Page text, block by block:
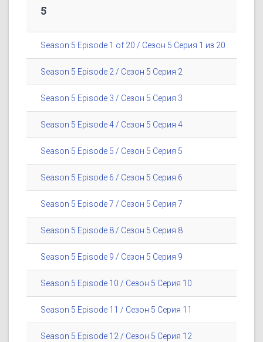
5
Season 5 Episode 1 of 20 / Сезон 5 Серия 1 из 20
Season 5 Episode 2 / Сезон 5 Серия 2
Season 5 Episode 3 / Сезон 5 Серия 3
Season 5 Episode 4 / Сезон 5 Серия 4
Season 5 Episode 5 / Сезон 5 Серия 5
Season 5 Episode 6 / Сезон 5 Серия 6
Season 5 Episode 7 / Сезон 5 Серия 7
Season 5 Episode 8 / Сезон 5 Серия 8
Season 5 Episode 9 / Сезон 5 Серия 9
Season 5 Episode 10 / Сезон 5 Серия 10
Season 5 Episode 11 / Сезон 5 Серия 11
Season 5 Episode 12 / Сезон 5 Серия 12